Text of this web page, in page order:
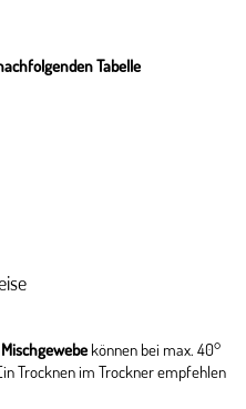
Tabelle
Mischgewebe können bei max. 40°
Trocknen im Trockner empfehlen